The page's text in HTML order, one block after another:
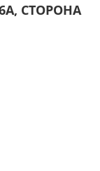
СТОРОНА